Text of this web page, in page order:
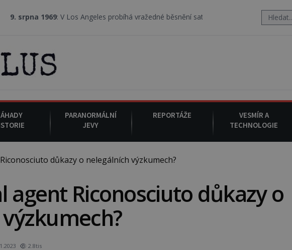
: V Los Angeles probíhá vražedné běsnění satanistického gangu vedeného
PARANORMÁLNÍ
JEVY
REPORTÁŽE
VESMÍR A
TECHNOLOGIE
důkazy o nelegálních výzkumech?
agent Riconosciuto důkazy o
2.8tis